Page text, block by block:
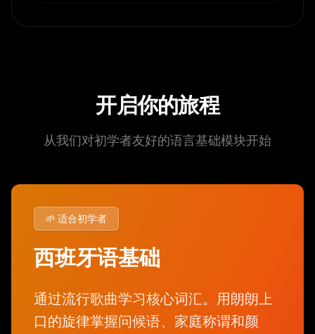
开启你的旅程
从我们对初学者友好的语言基础模块开始
🌱 适合初学者
西班牙语基础
通过流行歌曲学习核心词汇。用朗朗上
口的旋律掌握问候语、家庭称谓和颜